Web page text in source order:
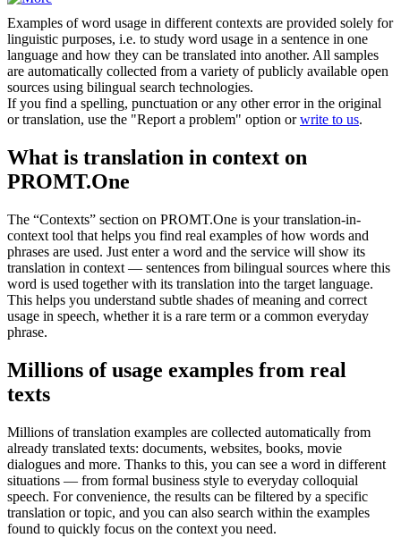
Examples of word usage in different contexts are provided solely for
linguistic purposes, i.e. to study word usage in a sentence in one
language and how they can be translated into another. All samples
are automatically collected from a variety of publicly available open
sources using bilingual search technologies.
If you find a spelling, punctuation or any other error in the original
or translation, use the "Report a problem" option orwrite to us.
What is translation in context on
PROMT.One
The “Contexts” section on PROMT.One is your translation-in-
context tool that helps you find real examples of how words and
phrases are used. Just enter a word and the service will show its
translation in context — sentences from bilingual sources where this
word is used together with its translation into the target language.
This helps you understand subtle shades of meaning and correct
usage in speech, whether it is a rare term or a common everyday
phrase.
Millions of usage examples from real
texts
Millions of translation examples are collected automatically from
already translated texts: documents, websites, books, movie
dialogues and more. Thanks to this, you can see a word in different
situations — from formal business style to everyday colloquial
speech. For convenience, the results can be filtered by a specific
translation or topic, and you can also search within the examples
found to quickly focus on the context you need.